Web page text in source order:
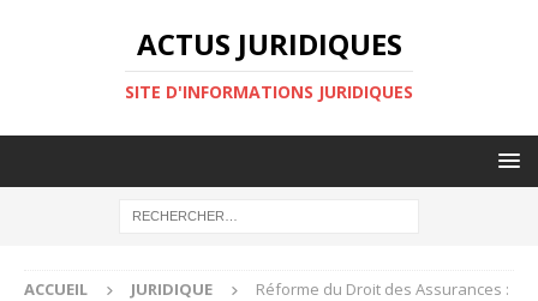
ACTUS JURIDIQUES
SITE D'INFORMATIONS JURIDIQUES
ACCUEIL JURIDIQUE
Réforme du Droit des Assurances :